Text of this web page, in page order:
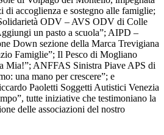
di accoglienza e sostegno alle famiglie;
ODV – AVS ODV di Colle
un pasto a scuola”; AIPD –
Down sezione della Marca Trevigiana
Famiglie”; Il Pesco di Mogliano
Mia!”; ANFFAS Sinistra Piave APS di
una mano per crescere”; e
Paoletti Soggetti Autistici Venezia
tutte iniziative che testimoniano la
delle associazioni del nostro